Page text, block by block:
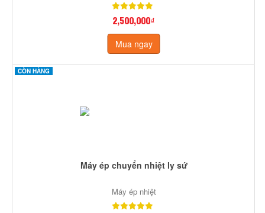
2,500,000₫
Mua ngay
CÒN HÀNG
Máy ép chuyển nhiệt ly sứ
Máy ép nhiệt